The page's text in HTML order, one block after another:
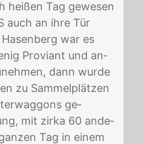
hei­ßen Tag ge­we­sen
auch an ihre Tür
war es
Pro­vi­ant und an­
dann wur­de
zu Sam­mel­plät­zen
ge­
mit zir­ka 60 an­de­
Tag in ei­nem